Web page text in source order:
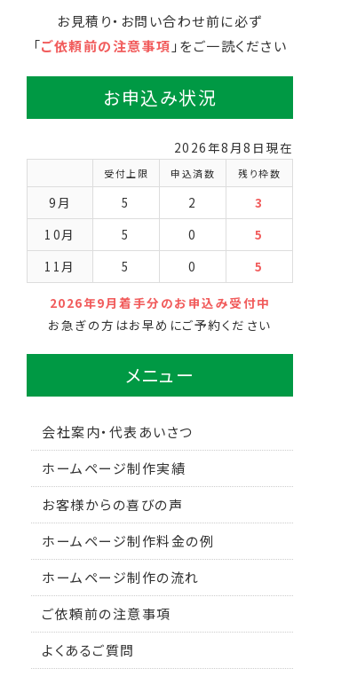
お見積り・お問い合わせ前に必ず
「ご依頼前の注意事項 」をご一読ください
お申込み状況
2026年8月8日現在
受付上限 申込済数 残り枠数
9月 5 2
3
10月
5 0
5
11月
5 0 5
2026年9月着手分のお申込み受付中
お急ぎの方はお早めにご予約ください
メニュー
会社案内・代表あいさつ
ホームページ制作実績
お客様からの喜びの声
ホームページ制作料金の例
ホームページ制作の流れ
ご依頼前の注意事項
よくあるご質問